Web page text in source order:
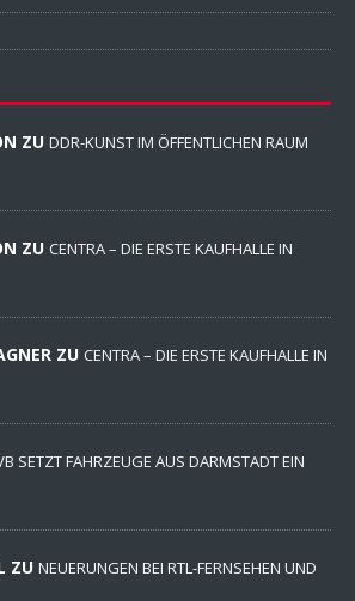
ZU DDR-KUNST IM ÖFFENTLICHEN RAUM
ZU CENTRA – DIE ERSTE KAUFHALLE IN
ZU CENTRA – DIE ERSTE KAUFHALLE IN
SETZT FAHRZEUGE AUS DARMSTADT EIN
ZU NEUERUNGEN BEI RTL-FERNSEHEN UND